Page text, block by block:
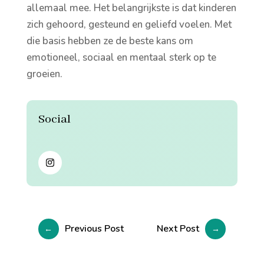
allemaal mee. Het belangrijkste is dat kinderen
zich gehoord, gesteund en geliefd voelen. Met
die basis hebben ze de beste kans om
emotioneel, sociaal en mentaal sterk op te
groeien.
Social
← Previous Post Next Post →